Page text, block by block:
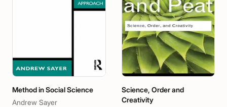
Method in Social Science
Andrew Sayer
Science, Order and
Creativity